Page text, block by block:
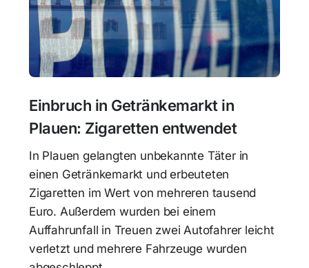
Einbruch in Getränkemarkt in
Plauen: Zigaretten entwendet
In Plauen gelangten unbekannte Täter in
einen Getränkemarkt und erbeuteten
Zigaretten im Wert von mehreren tausend
Euro. Außerdem wurden bei einem
Auffahrunfall in Treuen zwei Autofahrer leicht
verletzt und mehrere Fahrzeuge wurden